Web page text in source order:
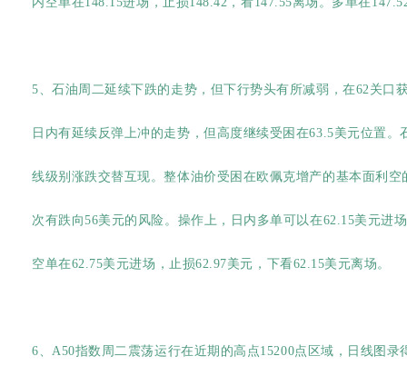
5、石油周二延续下跌的走势，但下行势头有所减弱，在62关口
日内有延续反弹上冲的走势，但高度继续受困在63.5美元位置
线级别涨跌交替互现。整体油价受困在欧佩克增产的基本面利
次有跌向56美元的风险。操作上，日内多单可以在62.15美元进
空单在62.75美元进场，止损62.97美元，下看62.15美元离场。
6、A50指数周二震荡运行在近期的高点15200点区域，日线图